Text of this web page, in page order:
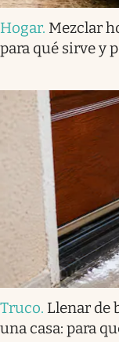
Hogar. Mezclar
para qué sirve y
Truco. Llenar de
una casa: para